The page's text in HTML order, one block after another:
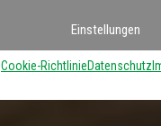
Einstellungen
Cookie-RichtlinieDatenschutz